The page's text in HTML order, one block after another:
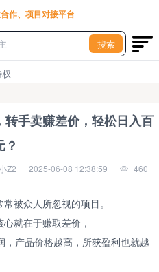
作、项目对接平台
搜索
手卖赚差价，轻松日入百
？
Z2 2025-06-08 12:38:59 460
被众人所忽视的项目。
就在于赚取差价，
产品价格越高，所获盈利也就越